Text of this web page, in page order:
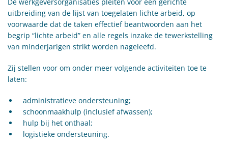
uitbreiding van de lijst van toegelaten lichte arbeid, op
voorwaarde dat de taken effectief beantwoorden aan het
begrip “lichte arbeid” en alle regels inzake de tewerkstelling
van minderjarigen strikt worden nageleefd.
Zij stellen voor om onder meer volgende activiteiten toe te
laten:
administratieve ondersteuning;
schoonmaakhulp (inclusief afwassen);
hulp bij het onthaal;
logistieke ondersteuning.